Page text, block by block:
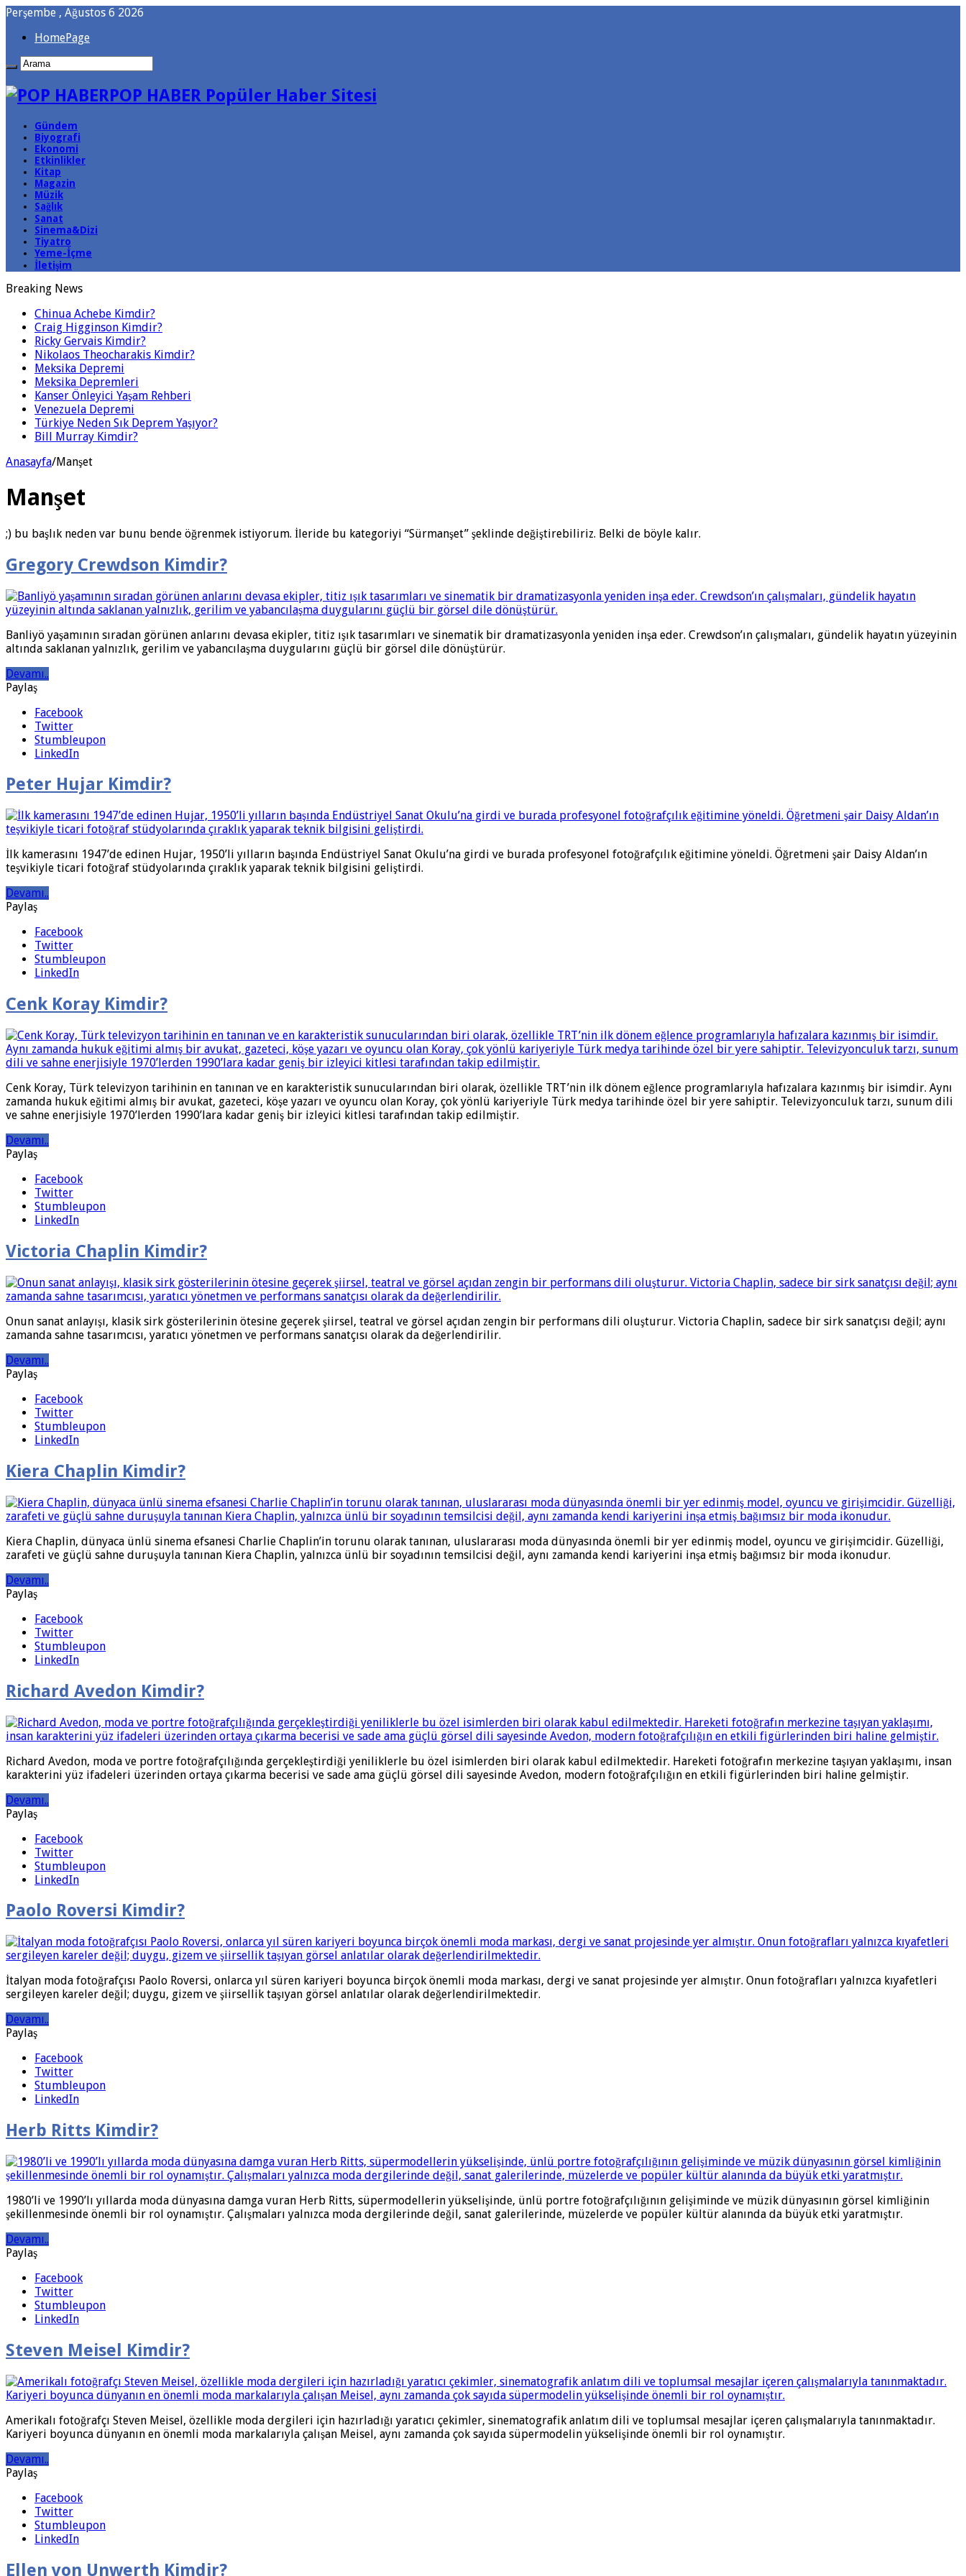
Perşembe , Ağustos 6 2026
HomePage
POP HABER Popüler Haber Sitesi
Gündem
Biyografi
Ekonomi
Etkinlikler
Kitap
Magazin
Müzik
Sağlık
Sanat
Sinema&Dizi
Tiyatro
Yeme-İçme
İletişim
Breaking News
Chinua Achebe Kimdir?
Craig Higginson Kimdir?
Ricky Gervais Kimdir?
Nikolaos Theocharakis Kimdir?
Meksika Depremi
Meksika Depremleri
Kanser Önleyici Yaşam Rehberi
Venezuela Depremi
Türkiye Neden Sık Deprem Yaşıyor?
Bill Murray Kimdir?
Anasayfa/Manşet
Manşet
;) bu başlık neden var bunu bende öğrenmek istiyorum. İleride bu kategoriyi “Sürmanşet” şeklinde değiştirebiliriz. Belki de böyle kalır.
Gregory Crewdson Kimdir?
Banliyö yaşamının sıradan görünen anlarını devasa ekipler, titiz ışık tasarımları ve sinematik bir dramatizasyonla yeniden inşa eder. Crewdson’ın çalışmaları, gündelik hayatın yüzeyinin
altında saklanan yalnızlık, gerilim ve yabancılaşma duygularını güçlü bir görsel dile dönüştürür.
Devamı..
Paylaş
Facebook
Twitter
Stumbleupon
LinkedIn
Peter Hujar Kimdir?
İlk kamerasını 1947’de edinen Hujar, 1950’li yılların başında Endüstriyel Sanat Okulu’na girdi ve burada profesyonel fotoğrafçılık eğitimine yöneldi. Öğretmeni şair Daisy Aldan’ın
teşvikiyle ticari fotoğraf stüdyolarında çıraklık yaparak teknik bilgisini geliştirdi.
Devamı..
Paylaş
Facebook
Twitter
Stumbleupon
LinkedIn
Cenk Koray Kimdir?
Cenk Koray, Türk televizyon tarihinin en tanınan ve en karakteristik sunucularından biri olarak, özellikle TRT’nin ilk dönem eğlence programlarıyla hafızalara kazınmış bir isimdir. Aynı
zamanda hukuk eğitimi almış bir avukat, gazeteci, köşe yazarı ve oyuncu olan Koray, çok yönlü kariyeriyle Türk medya tarihinde özel bir yere sahiptir. Televizyonculuk tarzı, sunum dili
ve sahne enerjisiyle 1970’lerden 1990’lara kadar geniş bir izleyici kitlesi tarafından takip edilmiştir.
Devamı..
Paylaş
Facebook
Twitter
Stumbleupon
LinkedIn
Victoria Chaplin Kimdir?
Onun sanat anlayışı, klasik sirk gösterilerinin ötesine geçerek şiirsel, teatral ve görsel açıdan zengin bir performans dili oluşturur. Victoria Chaplin, sadece bir sirk sanatçısı değil; aynı
zamanda sahne tasarımcısı, yaratıcı yönetmen ve performans sanatçısı olarak da değerlendirilir.
Devamı..
Paylaş
Facebook
Twitter
Stumbleupon
LinkedIn
Kiera Chaplin Kimdir?
Kiera Chaplin, dünyaca ünlü sinema efsanesi Charlie Chaplin’in torunu olarak tanınan, uluslararası moda dünyasında önemli bir yer edinmiş model, oyuncu ve girişimcidir. Güzelliği,
zarafeti ve güçlü sahne duruşuyla tanınan Kiera Chaplin, yalnızca ünlü bir soyadının temsilcisi değil, aynı zamanda kendi kariyerini inşa etmiş bağımsız bir moda ikonudur.
Devamı..
Paylaş
Facebook
Twitter
Stumbleupon
LinkedIn
Richard Avedon Kimdir?
Richard Avedon, moda ve portre fotoğrafçılığında gerçekleştirdiği yeniliklerle bu özel isimlerden biri olarak kabul edilmektedir. Hareketi fotoğrafın merkezine taşıyan yaklaşımı, insan
karakterini yüz ifadeleri üzerinden ortaya çıkarma becerisi ve sade ama güçlü görsel dili sayesinde Avedon, modern fotoğrafçılığın en etkili figürlerinden biri haline gelmiştir.
Devamı..
Paylaş
Facebook
Twitter
Stumbleupon
LinkedIn
Paolo Roversi Kimdir?
İtalyan moda fotoğrafçısı Paolo Roversi, onlarca yıl süren kariyeri boyunca birçok önemli moda markası, dergi ve sanat projesinde yer almıştır. Onun fotoğrafları yalnızca kıyafetleri
sergileyen kareler değil; duygu, gizem ve şiirsellik taşıyan görsel anlatılar olarak değerlendirilmektedir.
Devamı..
Paylaş
Facebook
Twitter
Stumbleupon
LinkedIn
Herb Ritts Kimdir?
1980’li ve 1990’lı yıllarda moda dünyasına damga vuran Herb Ritts, süpermodellerin yükselişinde, ünlü portre fotoğrafçılığının gelişiminde ve müzik dünyasının görsel kimliğinin
şekillenmesinde önemli bir rol oynamıştır. Çalışmaları yalnızca moda dergilerinde değil, sanat galerilerinde, müzelerde ve popüler kültür alanında da büyük etki yaratmıştır.
Devamı..
Paylaş
Facebook
Twitter
Stumbleupon
LinkedIn
Steven Meisel Kimdir?
Amerikalı fotoğrafçı Steven Meisel, özellikle moda dergileri için hazırladığı yaratıcı çekimler, sinematografik anlatım dili ve toplumsal mesajlar içeren çalışmalarıyla tanınmaktadır.
Kariyeri boyunca dünyanın en önemli moda markalarıyla çalışan Meisel, aynı zamanda çok sayıda süpermodelin yükselişinde önemli bir rol oynamıştır.
Devamı..
Paylaş
Facebook
Twitter
Stumbleupon
LinkedIn
Ellen von Unwerth Kimdir?